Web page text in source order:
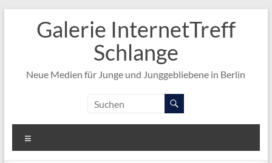
springenGalerie InternetTreff
Schlange
Neue Medien für Junge und Junggebliebene in Berlin